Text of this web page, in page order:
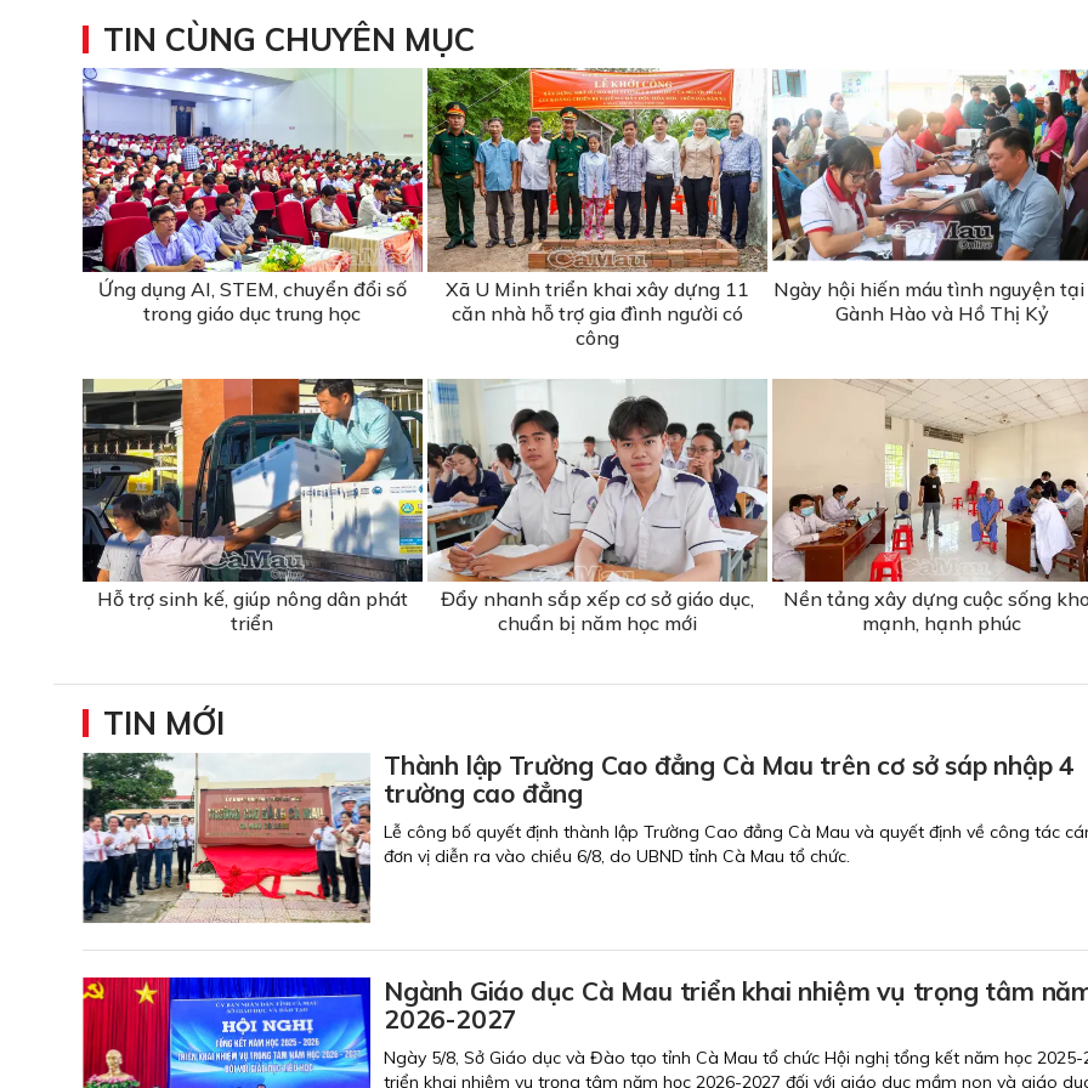
TIN CÙNG CHUYÊN MỤC
Ứng dụng AI, STEM, chuyển đổi số
trong giáo dục trung học
Xã U Minh triển khai xây dựng 11
căn nhà hỗ trợ gia đình người có
công
Ngày hội hiến máu tình nguyện tại
Gành Hào và Hồ Thị Kỷ
Hỗ trợ sinh kế, giúp nông dân phát
triển
Đẩy nhanh sắp xếp cơ sở giáo dục,
chuẩn bị năm học mới
Nền tảng xây dựng cuộc sống
mạnh, hạnh phúc
TIN MỚI
Thành lập Trường Cao đẳng Cà Mau trên cơ sở sáp nhập 4
trường cao đẳng
Lễ công bố quyết định thành lập Trường Cao đẳng Cà Mau và quyết định về công tác
đơn vị diễn ra vào chiều 6/8, do UBND tỉnh Cà Mau tổ chức.
Ngành Giáo dục Cà Mau triển khai nhiệm vụ trọng tâm
2026-2027
Ngày 5/8, Sở Giáo dục và Đào tạo tỉnh Cà Mau tổ chức Hội nghị tổng kết năm học 2025-
triển khai nhiệm vụ trọng tâm năm học 2026-2027 đối với giáo dục mầm non và giáo